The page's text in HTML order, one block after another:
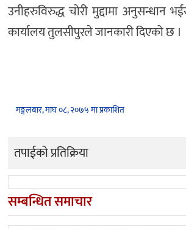
उनीहरुविरुद्ध चोरी मुद्दामा अनुसन्धान
कार्यालय तुलसीपुरले जानकारी दिएको छ ।
मङ्गलबार, माघ ०८, २०७५ मा प्रकाशित
तपाईको प्रतिक्रिया
सम्बन्धित समाचार